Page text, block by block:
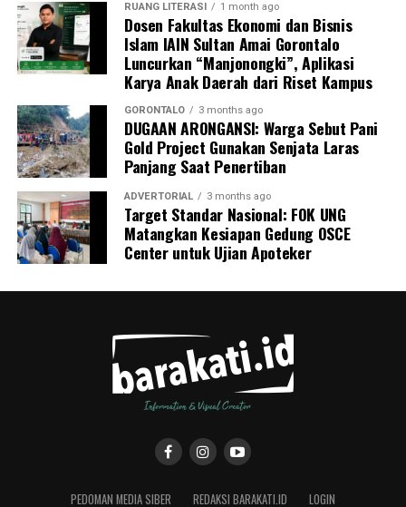
RUANG LITERASI 1 month ago
Dosen Fakultas Ekonomi dan Bisnis
Islam IAIN Sultan Amai Gorontalo
Luncurkan “Manjonongki”, Aplikasi
Karya Anak Daerah dari Riset Kampus
GORONTALO 3 months ago
DUGAAN ARONGANSI: Warga Sebut Pani
Gold Project Gunakan Senjata Laras
Panjang Saat Penertiban
ADVERTORIAL 3 months ago
Target Standar Nasional: FOK UNG
Matangkan Kesiapan Gedung OSCE
Center untuk Ujian Apoteker
PEDOMAN MEDIA SIBER REDAKSI BARAKATI.ID LOGIN